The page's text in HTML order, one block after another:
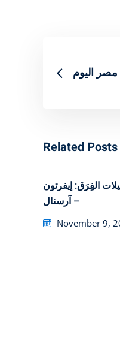
مصر اليوم
Related Posts
الفِرَق: إيفرتون
– آرسنال
Posted
November 9,